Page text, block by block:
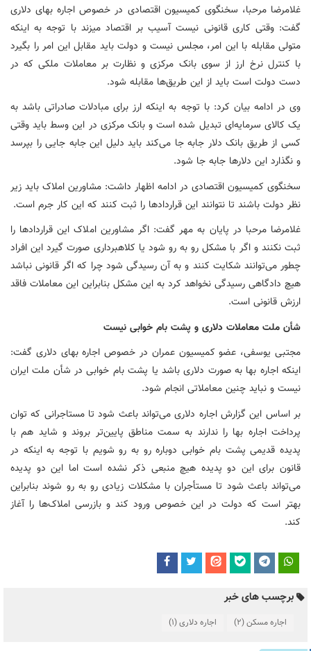
غلامرضا مرحبا، سخنگوی کمیسیون اقتصادی در خصوص اجاره بهای دلاری
گفت: وقتی کاری قانونی نیست آسیب بر اقتصاد میزند با توجه به اینکه
متولی مقابله با این امر، مجلس نیست و دولت باید مقابل این امر را بگیرد
با کنترل نرخ ارز از سوی بانک مرکزی و نظارت بر معاملات ملکی که در
دست دولت است باید از این طریق‌ها مقابله شود.
وی در ادامه بیان کرد: با توجه به اینکه ارز برای مبادلات صادراتی باشد به
یک کالای سرمایه‌ای تبدیل شده است و بانک مرکزی در این وسط باید وقتی
کسی از طریق بانک دلار جابهجا می‌کند باید دلیل اینجابه جایی را بپرسد
و نگذارد این دلارها جابه جا شود.
سخنگوی کمیسیون اقتصادی در ادامه اظهار داشت: مشاورین املاک باید زیر
نظر دولت باشند تا نتوانند این قراردادها را ثبت کنند که این کار جرم است.
غلامرضا مرحبا در پایان به مهر گفت: اگر مشاورین املاک این قراردادها را
ثبت نکنند و اگر با مشکل رو به رو شود یا کلاهبرداری صورت گیرد این افراد
چطور می‌توانند شکایت کنند و به آن رسیدگی شود چرا که اگر قانونی نباشد
هیچ دادگاهی رسیدگی نخواهد کرد به این مشکل بنابراین این معاملات فاقد
ارزش قانونی است.
شأن ملت معاملات دلاری و پشت بام خوابی نیست
مجتبی یوسفی، عضو کمیسیون عمران در خصوص اجاره بهای دلاری گفت:
اینکه اجاره بها به صورت دلاری باشد یا پشت بام خوابی در شأن ملت ایران
نیست و نباید چنین معاملاتی انجام شود.
بر اساس این گزارش اجاره دلاری می‌تواند باعث شود تامستاجرانی که توان
پرداخت اجاره بها را ندارند به سمت مناطق پایین‌تر بروند و شاید هم با
پدیده قدیمی پشت بام خوابی دوباره رو به رو شویم با توجه به اینکه در
قانون برای این دو پدیده هیچ منبعی ذکر نشده است اما این دو پدیده
می‌تواند باعث شود تا مستأجران با مشکلات زیادی رو به رو شوند بنابراین
بهتر است که دولت در این خصوص ورود کند و بازرسی املاک‌ها را آغاز
کند.
برچسب های خبر
اجاره مسکن(2) اجاره دلاری(1)